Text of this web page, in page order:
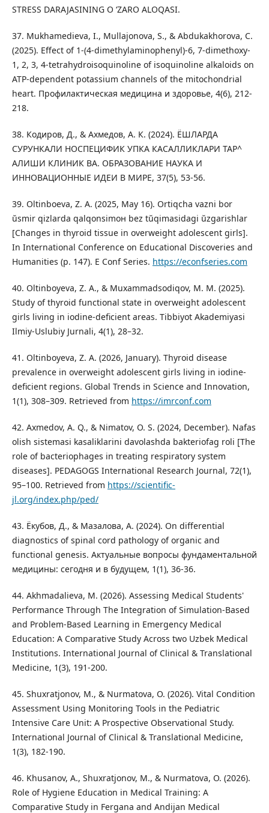
STRESS DARAJASINING O ‘ZARO ALOQASI.
37. Mukhamedieva, I., Mullajonova, S., & Abdukakhorova, С.
(2025). Effect of 1-(4-dimethylaminophenyl)-6, 7-dimethoxy-
1, 2, 3, 4-tetrahydroisoquinoline of isoquinoline alkaloids on
ATP-dependent potassium channels of the mitochondrial
heart. Профилактическая медицина и здоровье, 4(6), 212-
218.
38. Кодиров, Д., & Ахмедов, А. К. (2024). ЁШЛАРДА
СУРУНКАЛИ НОСПЕЦИФИК УПКА КАСАЛЛИКЛАРИ ТАР^
АЛИШИ КЛИНИК ВА. ОБРАЗОВАНИЕ НАУКА И
ИННОВАЦИОННЫЕ ИДЕИ В МИРЕ, 37(5), 53-56.
39. Oltinboeva, Z. A. (2025, May 16). Ortiqcha vazni bor
ŭsmir qizlarda qalqonsimон bez tŭqimаsidagi ŭzgarishlаr
[Changes in thyroid tissue in overweight adolescent girls].
In International Conference on Educational Discoveries and
Humanities (p. 147). E Conf Series. https://econfseries.com
40. Oltinboyeva, Z. A., & Muxammadsodiqov, M. M. (2025).
Study of thyroid functional state in overweight adolescent
girls living in iodine-deficient areas. Tibbiyot Akademiyasi
Ilmiy-Uslubiy Jurnali, 4(1), 28–32.
41. Oltinboyeva, Z. A. (2026, January). Thyroid disease
prevalence in overweight adolescent girls living in iodine-
deficient regions. Global Trends in Science and Innovation,
1(1), 308–309. Retrieved from https://imrconf.com
42. Axmedov, A. Q., & Nimatov, O. S. (2024, December). Nafas
olish sistemasi kasaliklarini davolashda bakteriofag roli [The
role of bacteriophages in treating respiratory system
diseases]. PEDAGOGS International Research Journal, 72(1),
95–100. Retrieved from https://scientific-
jl.org/index.php/ped/
43. Ёкубов, Д., & Мазалова, А. (2024). On differential
diagnostics of spinal cord pathology of organic and
functional genesis. Актуальные вопросы фундаментальной
медицины: сегодня и в будущем, 1(1), 36-36.
44. Akhmadalieva, M. (2026). Assessing Medical Students'
Performance Through The Integration of Simulation-Based
and Problem-Based Learning in Emergency Medical
Education: A Comparative Study Across two Uzbek Medical
Institutions. International Journal of Clinical & Translational
Medicine, 1(3), 191-200.
45. Shuxratjonov, M., & Nurmatova, O. (2026). Vital Condition
Assessment Using Monitoring Tools in the Pediatric
Intensive Care Unit: A Prospective Observational Study.
International Journal of Clinical & Translational Medicine,
1(3), 182-190.
46. Khusanov, A., Shuxratjonov, M., & Nurmatova, O. (2026).
Role of Hygiene Education in Medical Training: A
Comparative Study in Fergana and Andijan Medical